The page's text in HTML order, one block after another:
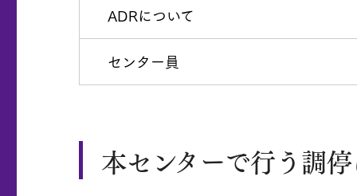
ADRについて
センター員
本センターで行う調